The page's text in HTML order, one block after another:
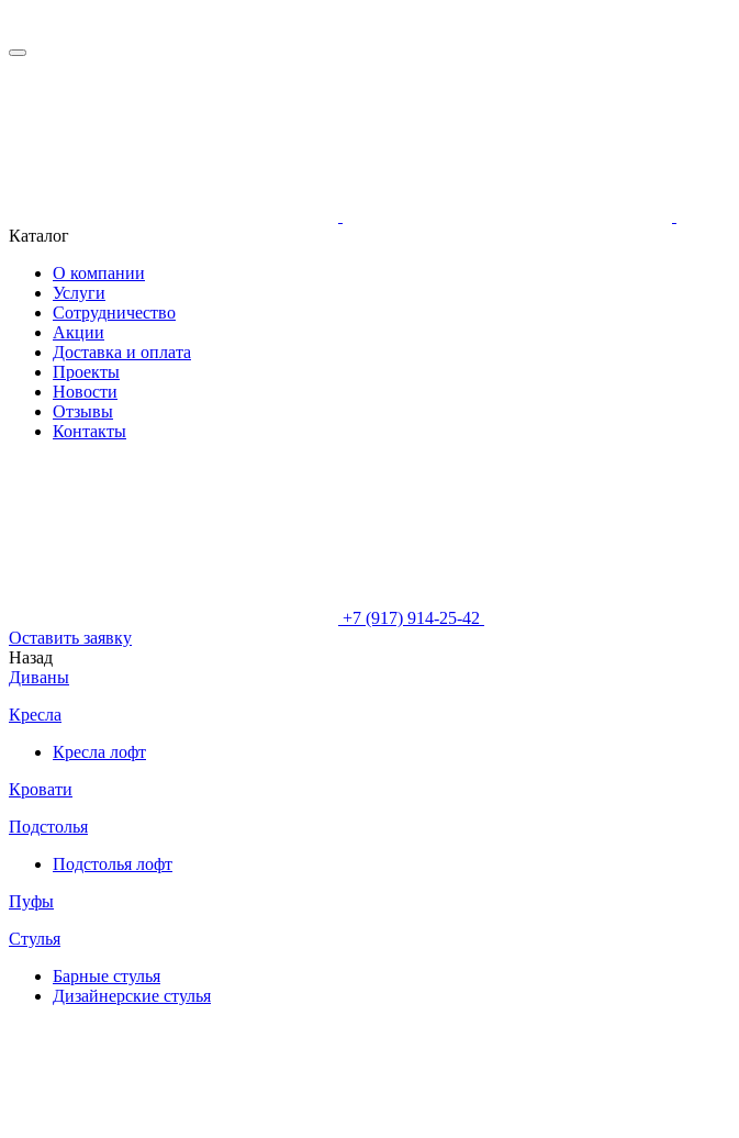
Каталог
О компании
Услуги
Сотрудничество
Акции
Доставка и оплата
Проекты
Новости
Отзывы
Контакты
+7 (917) 914-25-42
Оставить заявку
Назад
Диваны
Кресла
Кресла лофт
Кровати
Подстолья
Подстолья лофт
Пуфы
Стулья
Барные cтулья
Дизайнерские cтулья